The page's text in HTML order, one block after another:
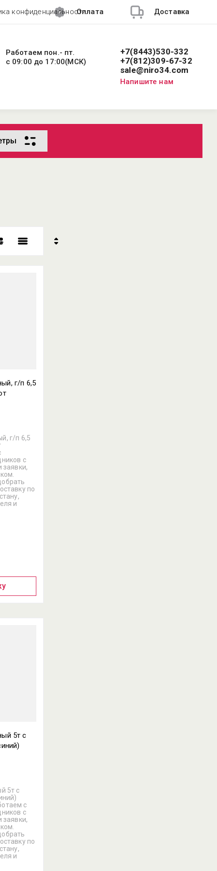
конфиденциальностиОплата Доставка
Работаем пон.- пт.
с 09:00 до 17:00(МСК)
+7(8443)530-332
+7(812)309-67-32
sale@niro34.com
Напишите нам
г/п 6,5
г/п 6,5
с
заявки,
по
и
5т с
5т с
с
с
заявки,
по
и